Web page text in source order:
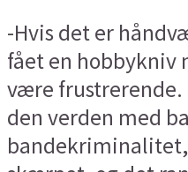
-Hvis det er
fået en hobbykniv
være frustrerende.
den verden med